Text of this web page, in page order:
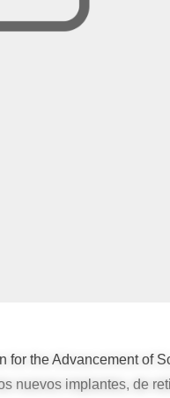
the Advancement of
nuevos implantes, de